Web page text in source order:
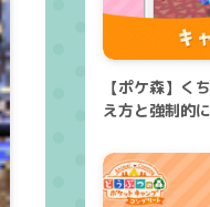
【ポケ森】く
え方と強制的